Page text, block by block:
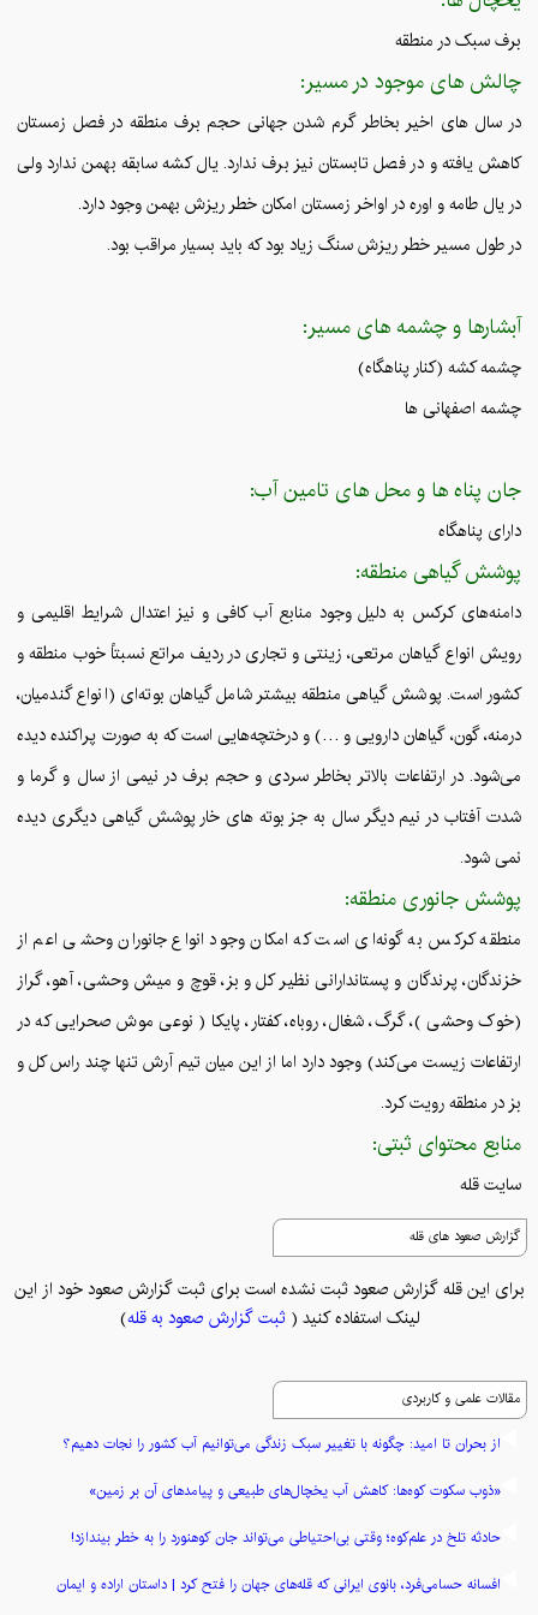
برف سبک در منطقه
چالش های موجود در مسیر:
در سال های اخیر بخاطر گرم شدن جهانی حجم برف منطقه در فصل زمستان
کاهش یافته و در فصل تابستان نیز برف ندارد. یال کشه سابقه بهمن ندارد ولی
در یال طامه و اوره در اواخر زمستان امکان خطر ریزش بهمن وجود دارد.
در طول مسیر خطر ریزش سنگ زیاد بود که باید بسیار مراقب بود.
آبشارها و چشمه های مسیر:
چشمه کشه (کنار پناهگاه)
چشمه اصفهانی ها
جان پناه ها و محل های تامین آب:
دارای پناهگاه
پوشش گیاهی منطقه:
دامنه‌های کرکس به دلیل وجود منابع آب کافی و نیز اعتدال شرایط اقلیمی و
رویش انواع گیاهان مرتعی، زینتی و تجاری در ردیف مراتع نسبتاً خوب منطقه و
کشور است. پوشش گیاهی منطقه بیشتر شامل گیاهان بوته‌ای (انواع گندمیان،
درمنه، گون، گیاهان دارویی و …) و درختچه‌هایی است که به صورت پراکنده دیده
می‌شود. در ارتفاعات بالاتر بخاطر سردی و حجم برف در نیمی از سال و گرما و
شدت آفتاب در نیم دیگر سال به جز بوته های خار پوشش گیاهی دیگری دیده
نمی شود.
پوشش جانوری منطقه:
منطقه کرکس به گونه‌ای است که امکان وجود انواع جانوران وحشی اعم از
خزندگان، پرندگان و پستاندارانی نظیر کل و بز، قوچ و میش وحشی، آهو، گراز
(خوک وحشی )، گرگ، شغال، روباه، کفتار، پایکا ( نوعی موش صحرایی که در
ارتفاعات زیست می‌کند) وجود دارد اما از این میان تیم آرش تنها چند راس کل و
بز در منطقه رویت کرد.
منابع محتوای ثبتی:
سایت قله
گزارش صعود های قله
برای این قله گزارش صعود ثبت نشده است برای ثبت گزارش صعود خود از این
لینک استفاده کنید (
ثبت گزارش صعود به قله)
مقالات علمی و کاربردی
از بحران تا امید: چگونه با تغییر سبک زندگی می‌توانیم آب کشور را نجات دهیم؟
«ذوب سکوت کوه‌ها: کاهش آب یخچال‌های طبیعی و پیامدهای آن بر زمین»
حادثه تلخ در علم‌کوه؛ وقتی بی‌احتیاطی می‌تواند جان کوهنورد را به خطر بیندازد!
افسانه حسامی‌فرد، بانوی ایرانی که قله‌های جهان را فتح کرد | داستان اراده و ایمان